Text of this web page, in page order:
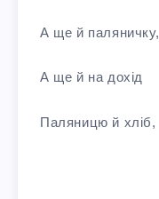
А ще й паляничку,
А ще й на дохід
Паляницю й хліб,